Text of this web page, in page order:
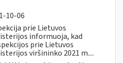
10-06
prie Lietuvos
informuoja, kad
prie Lietuvos
viršininko 2021 m....